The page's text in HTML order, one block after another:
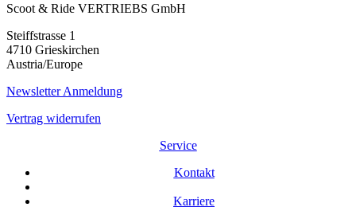
Scoot & Ride VERTRIEBS GmbH
Steiffstrasse 1
4710 Grieskirchen
Austria/Europe
Newsletter Anmeldung
Vertrag widerrufen
Service
Kontakt
Karriere